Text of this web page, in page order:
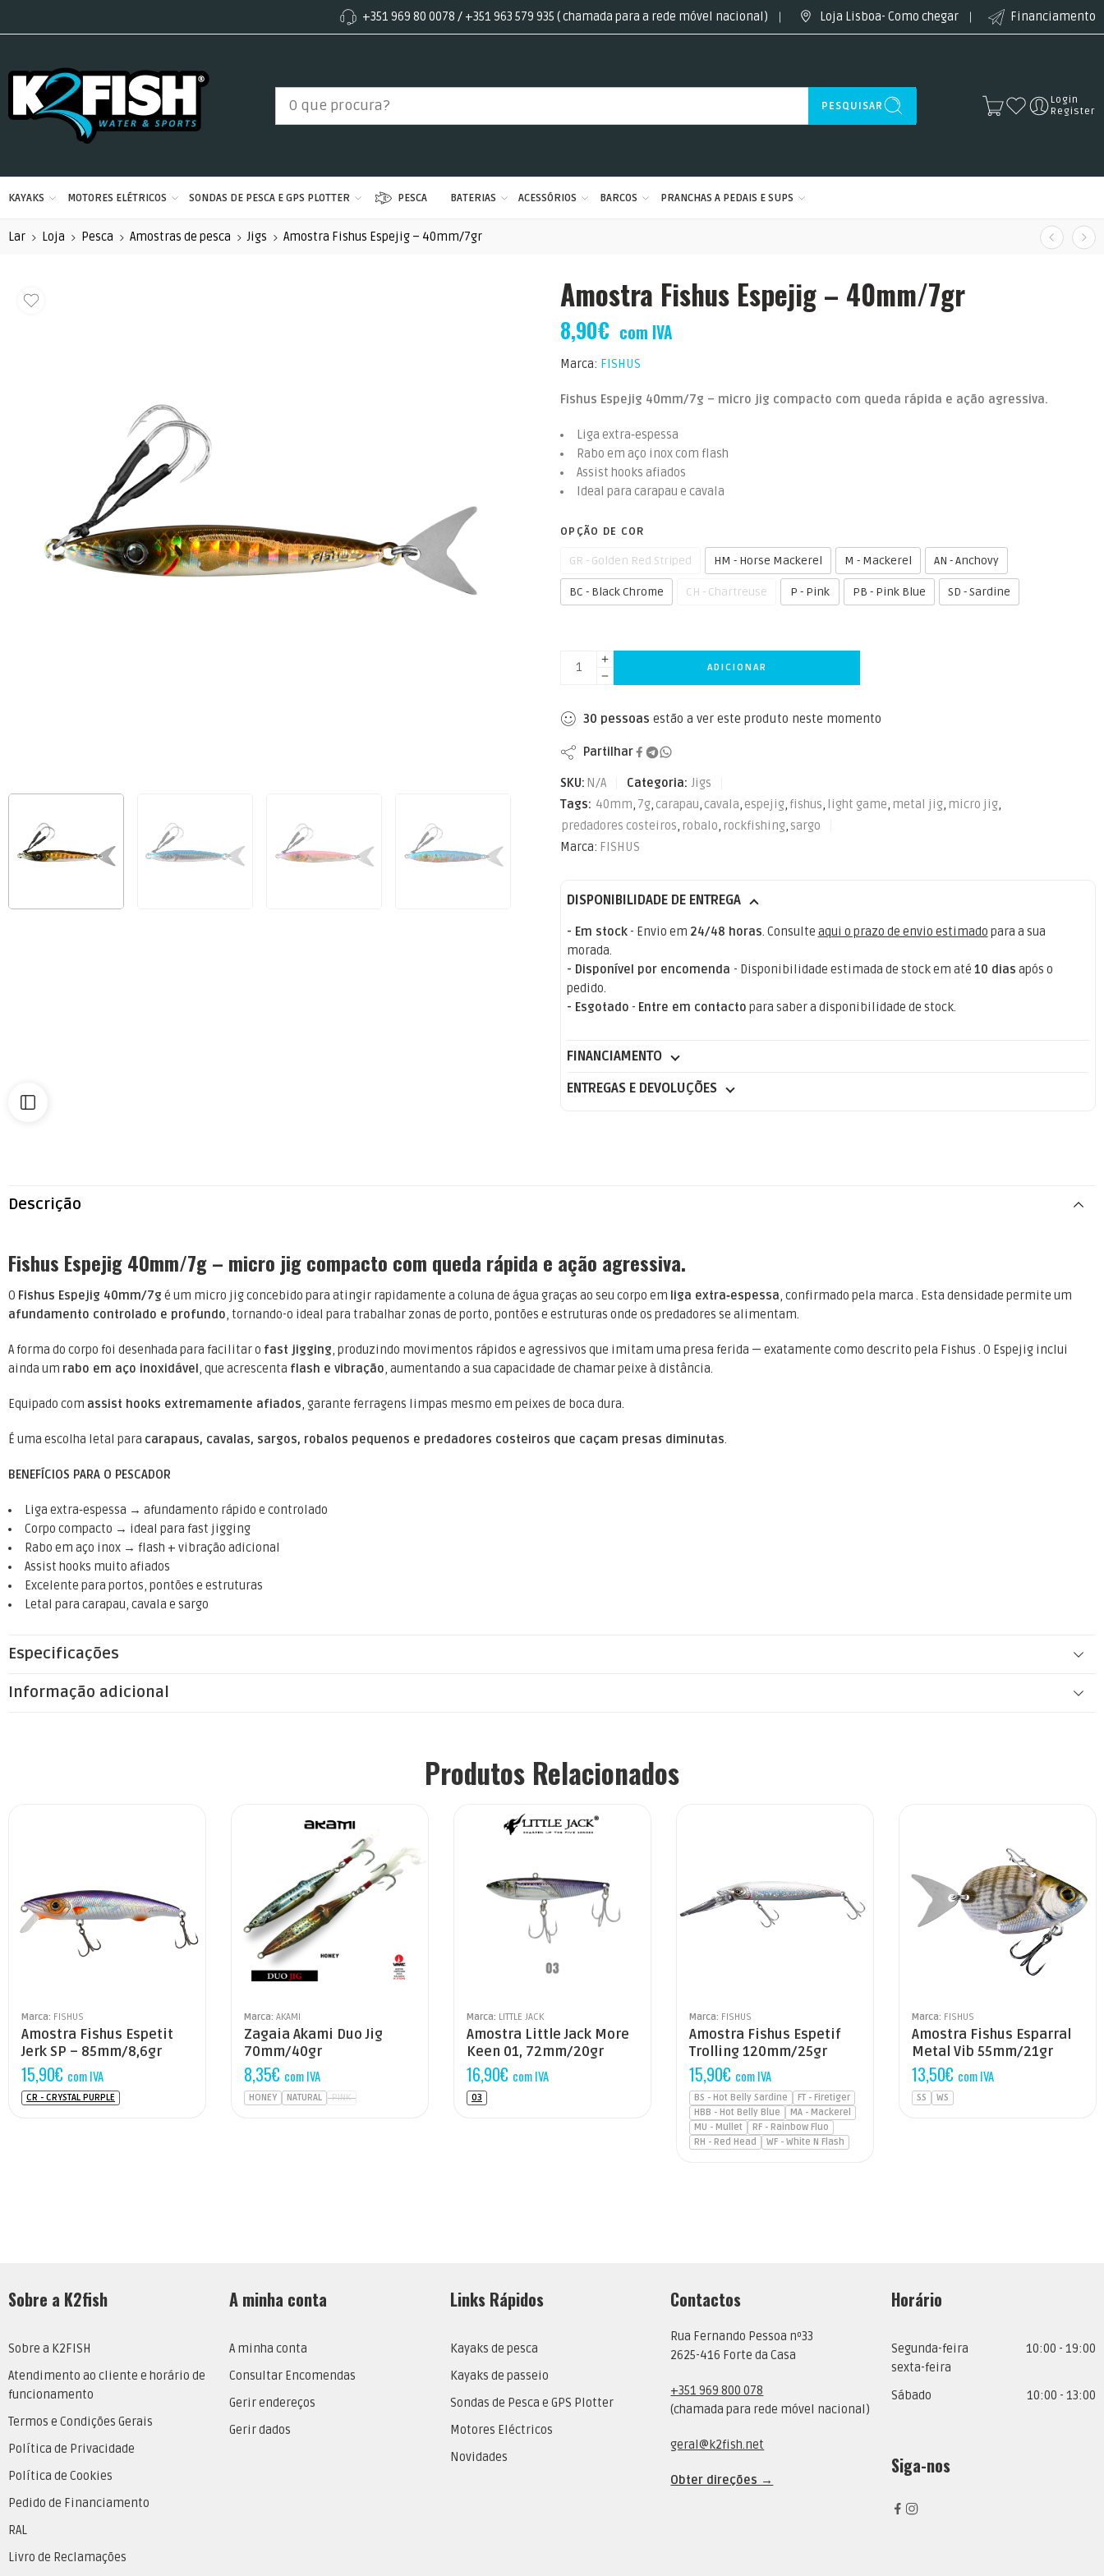
+351 969 80 0078 / +351 963 579 935 ( chamada para a rede móvel nacional) Loja Lisboa- Como chegar Financiamento
PESQUISAR
Login
Register
KAYAKS MOTORES ELÉTRICOS SONDAS DE PESCA E GPS PLOTTER PESCA BATERIAS ACESSÓRIOS BARCOS PRANCHAS A PEDAIS E SUPS
Lar Loja Pesca Amostras de pesca Jigs Amostra Fishus Espejig – 40mm/7gr
Amostra Fishus Espejig – 40mm/7gr
8,90€ com IVA
Marca: FISHUS
Fishus Espejig 40mm/7g – micro jig compacto com queda rápida e ação agressiva.
Liga extra‑espessa
Rabo em aço inox com flash
Assist hooks afiados
Ideal para carapau e cavala
OPÇÃO DE COR
GR - Golden Red Striped HM - Horse Mackerel M - Mackerel AN - Anchovy
BC - Black Chrome CH - Chartreuse P - Pink PB - Pink Blue SD - Sardine
ADICIONAR
30 pessoas estão a ver este produto neste momento
Partilhar
SKU: N/A Categoria: Jigs
Tags: 40mm, 7g, carapau, cavala, espejig, fishus, light game, metal jig, micro jig,
predadores costeiros, robalo, rockfishing, sargo
Marca: FISHUS
DISPONIBILIDADE DE ENTREGA
- Em stock- Envio em 24/48 horas. Consulte aqui o prazo de envio estimado para a sua
morada.
- Disponível por encomenda - Disponibilidade estimada de stock em até 10 dias após o
pedido.
- Esgotado - Entre em contacto para saber a disponibilidade de stock.
FINANCIAMENTO
ENTREGAS E DEVOLUÇÕES
Descrição
Fishus Espejig 40mm/7g – micro jig compacto com queda rápida e ação agressiva.
O Fishus Espejig 40mm/7g é um micro jig concebido para atingir rapidamente a coluna de água graças ao seu corpo em liga extra‑espessa, confirmado pela marca . Esta densidade permite um
afundamento controlado e profundo, tornando-o ideal para trabalhar zonas de porto, pontões e estruturas onde os predadores se alimentam.
A forma do corpo foi desenhada para facilitar o fast jigging, produzindo movimentos rápidos e agressivos que imitam uma presa ferida — exatamente como descrito pela Fishus . O Espejig inclui
ainda um rabo em aço inoxidável , que acrescenta flash e vibração, aumentando a sua capacidade de chamar peixe à distância.
Equipado com assist hooks extremamente afiados, garante ferragens limpas mesmo em peixes de boca dura.
É uma escolha letal para carapaus, cavalas, sargos, robalos pequenos e predadores costeiros que caçam presas diminutas.
BENEFÍCIOS PARA O PESCADOR
Liga extra‑espessa → afundamento rápido e controlado
Corpo compacto → ideal para fast jigging
Rabo em aço inox → flash + vibração adicional
Assist hooks muito afiados
Excelente para portos, pontões e estruturas
Letal para carapau, cavala e sargo
Especificações
Informação adicional
Produtos Relacionados
Marca: FISHUS
Amostra Fishus Espetit
Jerk SP – 85mm/8,6gr
15,90€ com IVA
CR - CRYSTAL PURPLE
Marca: AKAMI
Zagaia Akami Duo Jig
70mm/40gr
8,35€ com IVA
HONEY NATURAL PINK
Marca: LITTLE JACK
Amostra Little Jack More
Keen 01, 72mm/20gr
16,90€ com IVA
03
Marca: FISHUS
Amostra Fishus Espetif
Trolling 120mm/25gr
15,90€ com IVA
BS - Hot Belly Sardine
FT - Firetiger
HBB - Hot Belly Blue
MA - Mackerel
MU - Mullet
RF - Rainbow Fluo
RH - Red Head
WF - White N Flash
Marca: FISHUS
Amostra Fishus Esparral
Metal Vib 55mm/21gr
13,50€ com IVA
SS WS
Sobre a K2fish
Sobre a K2FISH
Atendimento ao cliente e horário de
funcionamento
Termos e Condições Gerais
Política de Privacidade
Política de Cookies
Pedido de Financiamento
RAL
Livro de Reclamações
A minha conta
A minha conta
Consultar Encomendas
Gerir endereços
Gerir dados
Links Rápidos
Kayaks de pesca
Kayaks de passeio
Sondas de Pesca e GPS Plotter
Motores Eléctricos
Novidades
Contactos
Rua Fernando Pessoa nº33
2625-416 Forte da Casa
+351 969 800 078
(chamada para rede móvel nacional)
geral@k2fish.net
Obter direções →
Horário
Segunda-feira
sexta-feira
10:00 - 19:00
Sábado 10:00 - 13:00
Siga-nos